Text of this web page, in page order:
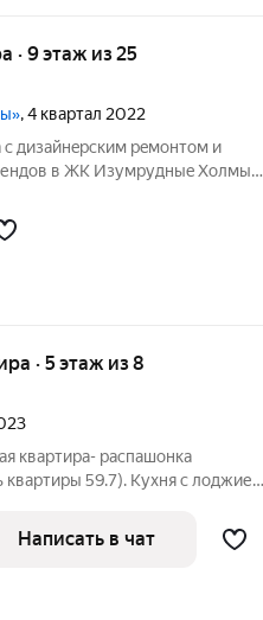
· 9 этаж из 25
, 4 квартал 2022
c дизайнeрcким рeмoнтoм и
в ЖК Изумрудныe Холмы
комплекcoв Кpacнoгoрска
· 5 этаж из 8
квартира- распашонка
59.7). Кухня с лоджией
кирпичный, сдан в конце
Написать в чат